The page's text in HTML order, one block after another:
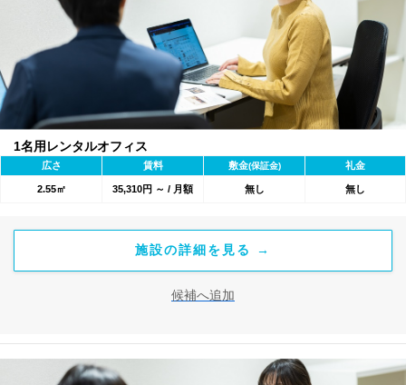
1名用レンタルオフィス
広さ 賃料 敷金(保証金) 礼金
2.55㎡ 35,310円 ～ / 月額 無し 無し
施設の詳細を見る →
候補へ追加